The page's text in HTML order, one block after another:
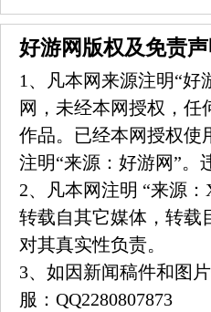
好游网版权及免责声
1、凡本网来源注明“好
网，未经本网授权，
作品。已经本网授权使
注明“来源：好游网”。
2、凡本网注明 “来源
转载自其它媒体，转载
对其真实性负责。
3、如因新闻稿件和图
服： QQ2280807873